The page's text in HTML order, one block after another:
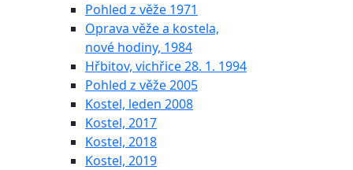
Pohled z věže 1971
Oprava věže a kostela,
nové hodiny, 1984
Hřbitov, vichřice 28. 1. 1994
Pohled z věže 2005
Kostel, leden 2008
Kostel, 2017
Kostel, 2018
Kostel, 2019